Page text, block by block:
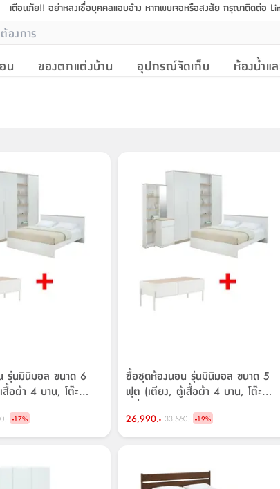
เตือนภัย!! อย่าหลงเชื่อบุคคลแอบอ้าง หากพบเจอหรือสงสัย กรุณาติดต่อ
น ของตกแต่งบ้าน อุปกรณ์จัดเก็บ ห้องน้ำแ
รุ่นมินิมอล ขนาด 6
อผ้า 4 บาน, โต๊ะ
ยืน) พร้อมโต๊ะกลาง รุ่น
ซม. ราคาพิเศษ!
-17%
ซื้อชุดห้องนอน รุ่นมินิมอล ขนาด 5
ฟุต (เตียง, ตู้เสื้อผ้า 4 บาน, โต๊ะ
เครื่องแป้งแบบยืน) พร้อมโต๊ะกลาง รุ่น
เมลโล ขนาด 105.5 ซม. ราคาพิเศษ!
26,990.- 33,560.- -19%